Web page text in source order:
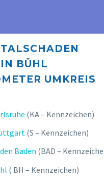
BÜHL
UMKREIS
(KA – Kennzeichen)
(S – Kennzeichen)
Baden (BAD –
( BH – Kennzeichen)